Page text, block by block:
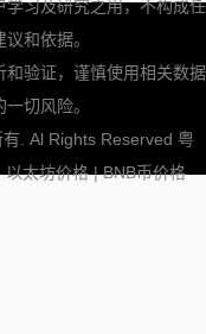
习及研究之用，不构成任
和依据。
验证，谨慎使用相关数据
切风险。
. Al Rights Reserved 粤
以太坊价格|BNB币价格